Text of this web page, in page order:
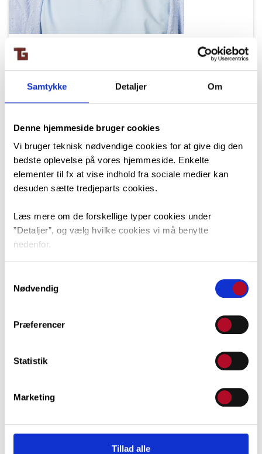
Samtykke Detaljer Om
Denne hjemmeside bruger cookies
Vi bruger teknisk nødvendige cookies for at give dig den
bedste oplevelse på vores hjemmeside. Enkelte
elementer til fx at vise indhold fra sociale medier kan
desuden sætte tredjeparts cookies.
Læs mere om de forskellige typer cookies under
”Detaljer”, og vælg hvilke cookies vi må benytte
nedenfor.
venstre hjørne.
Nødvendig
Præferencer
Statistik
Marketing
Tillad alle
Lene Jensen, LE